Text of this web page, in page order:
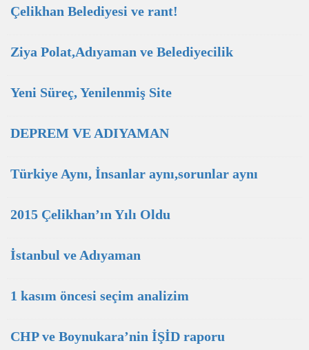
Çelikhan Belediyesi ve rant!
Ziya Polat,Adıyaman ve Belediyecilik
Yeni Süreç, Yenilenmiş Site
DEPREM VE ADIYAMAN
Türkiye Aynı, İnsanlar aynı,sorunlar aynı
2015 Çelikhan’ın Yılı Oldu
İstanbul ve Adıyaman
1 kasım öncesi seçim analizim
CHP ve Boynukara’nin İŞİD raporu